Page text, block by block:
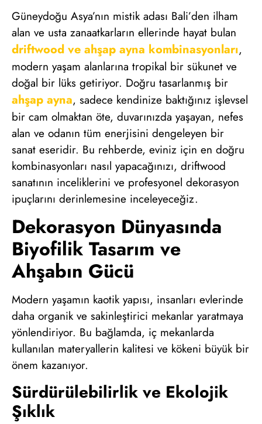
Güneydoğu Asya’nın mistik adası Bali’den ilham
alan ve usta zanaatkarların ellerinde hayat bulan
driftwood ve ahşap ayna kombinasyonları,
modern yaşam alanlarına tropikal bir sükunet ve
doğal bir lüks getiriyor. Doğru tasarlanmış bir
ahşap ayna, sadece kendinize baktığınız işlevsel
bir cam olmaktan öte, duvarınızda yaşayan, nefes
alan ve odanın tüm enerjisini dengeleyen bir
sanat eseridir. Bu rehberde, eviniz için en doğru
kombinasyonları nasıl yapacağınızı, driftwood
sanatının inceliklerini ve profesyonel dekorasyon
ipuçlarını derinlemesine inceleyeceğiz.
Dekorasyon Dünyasında
Biyofilik Tasarım ve
Ahşabın Gücü
Modern yaşamın kaotik yapısı, insanları evlerinde
daha organik ve sakinleştirici mekanlar yaratmaya
yönlendiriyor. Bu bağlamda, iç mekanlarda
kullanılan materyallerin kalitesi ve kökeni büyük bir
önem kazanıyor.
Sürdürülebilirlik ve Ekolojik
Şıklık